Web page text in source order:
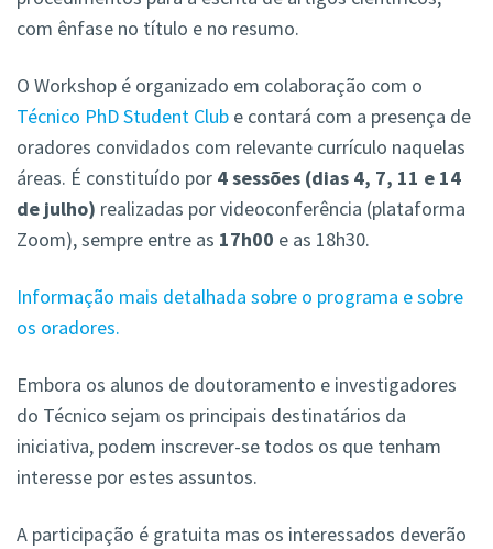
com ênfase no título e no resumo.
O Workshop é organizado em colaboração com o
Técnico PhD Student Club e contará com a presença de
oradores convidados com relevante currículo naquelas
áreas. É constituído por 4 sessões (dias 4, 7, 11 e 14
de julho) realizadas por videoconferência (plataforma
Zoom), sempre entre as 17h00 e as 18h30.
Informação mais detalhada sobre o programa e sobre
os oradores.
Embora os alunos de doutoramento e investigadores
do Técnico sejam os principais destinatários da
iniciativa, podem inscrever-se todos os que tenham
interesse por estes assuntos.
A participação é gratuita mas os interessados deverão